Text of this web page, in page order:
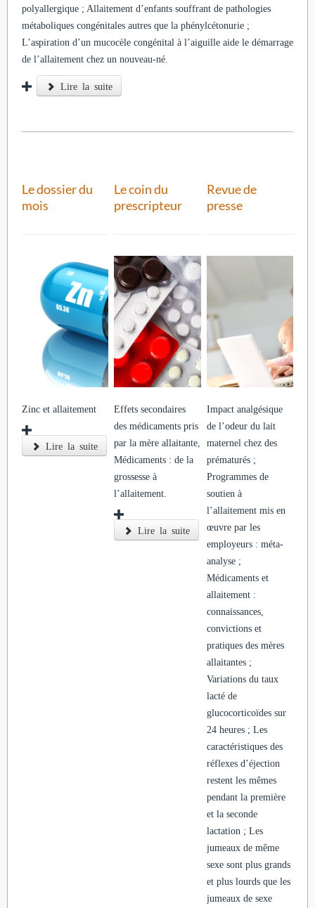
polyallergique ; Allaitement d’enfants souffrant de pathologies
métaboliques congénitales autres que la phénylcétonurie ;
L’aspiration d’un mucocèle congénital à l’aiguille aide le démarrage
de l’allaitement chez un nouveau-né.
Lire la suite
Le dossier du
mois
Zinc et allaitement
Lire la suite
Le coin du
prescripteur
Effets secondaires
des médicaments pris
par la mère allaitante,
Médicaments : de la
grossesse à
l’allaitement.
Lire la suite
Revue de
presse
Impact analgésique
de l’odeur du lait
maternel chez des
prématurés ;
Programmes de
soutien à
l’allaitement mis en
œuvre par les
employeurs : méta-
analyse ;
Médicaments et
allaitement :
connaissances,
convictions et
pratiques des mères
allaitantes ;
Variations du taux
lacté de
glucocorticoïdes sur
24 heures ; Les
caractéristiques des
réflexes d’éjection
restent les mêmes
pendant la première
et la seconde
lactation ; Les
jumeaux de même
sexe sont plus grands
et plus lourds que les
jumeaux de sexe